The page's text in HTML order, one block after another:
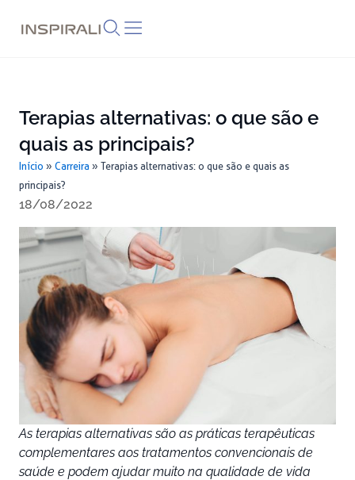
Terapias alternativas: o que são e
quais as principais?
Início » Carreira » Terapias alternativas: o que são e quais as
principais?
18/08/2022
As terapias alternativas são as práticas terapêuticas
complementares aos tratamentos convencionais de
saúde e podem ajudar muito na qualidade de vida